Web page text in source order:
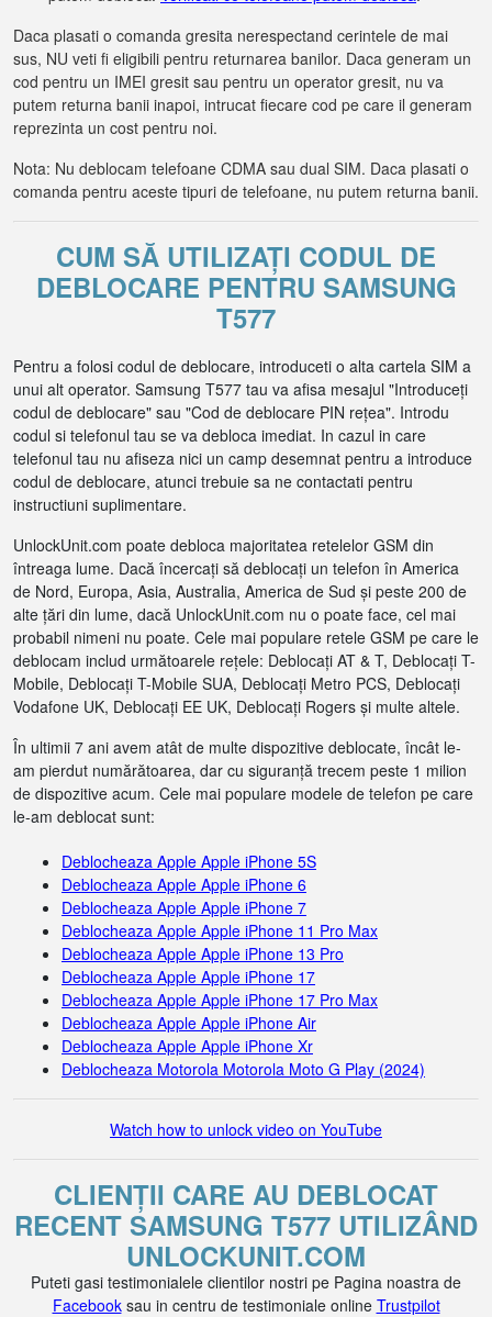
Daca plasati o comanda gresita nerespectand cerintele de mai
sus, NU veti fi eligibili pentru returnarea banilor. Daca generam un
cod pentru un IMEI gresit sau pentru un operator gresit, nu va
putem returna banii inapoi, intrucat fiecare cod pe care il generam
reprezinta un cost pentru noi.
Nota: Nu deblocam telefoane CDMA sau dual SIM. Daca plasati o
comanda pentru aceste tipuri de telefoane, nu putem returna banii.
CUM SĂ UTILIZAȚI CODUL DE
DEBLOCARE PENTRU SAMSUNG
T577
Pentru a folosi codul de deblocare, introduceti o alta cartela SIM a
unui alt operator. Samsung T577 tau va afisa mesajul "Introduceți
codul de deblocare" sau "Cod de deblocare PIN rețea". Introdu
codul si telefonul tau se va debloca imediat. In cazul in care
telefonul tau nu afiseza nici un camp desemnat pentru a introduce
codul de deblocare, atunci trebuie sa ne contactati pentru
instructiuni suplimentare.
UnlockUnit.com poate debloca majoritatea retelelor GSM din
întreaga lume. Dacă încercați să deblocați un telefon în America
de Nord, Europa, Asia, Australia, America de Sud și peste 200 de
alte țări din lume, dacă UnlockUnit.com nu o poate face, cel mai
probabil nimeni nu poate. Cele mai populare retele GSM pe care le
deblocam includ următoarele rețele: Deblocați AT & T, Deblocați T-
Mobile, Deblocați T-Mobile SUA, Deblocați Metro PCS, Deblocați
Vodafone UK, Deblocați EE UK, Deblocați Rogers și multe altele.
În ultimii 7 ani avem atât de multe dispozitive deblocate, încât le-
am pierdut numărătoarea, dar cu siguranță trecem peste 1 milion
de dispozitive acum. Cele mai populare modele de telefon pe care
le-am deblocat sunt:
Deblocheaza Apple Apple iPhone 5S
Deblocheaza Apple Apple iPhone 6
Deblocheaza Apple Apple iPhone 7
Deblocheaza Apple Apple iPhone 11 Pro Max
Deblocheaza Apple Apple iPhone 13 Pro
Deblocheaza Apple Apple iPhone 17
Deblocheaza Apple Apple iPhone 17 Pro Max
Deblocheaza Apple Apple iPhone Air
Deblocheaza Apple Apple iPhone Xr
Deblocheaza Motorola Motorola Moto G Play (2024)
Watch how to unlock video on YouTube
CLIENȚII CARE AU DEBLOCAT
RECENT SAMSUNG T577 UTILIZÂND
UNLOCKUNIT.COM
Puteti gasi testimonialele clientilor nostri pe Pagina noastra de
Facebooksau in centru de testimoniale online Trustpilot